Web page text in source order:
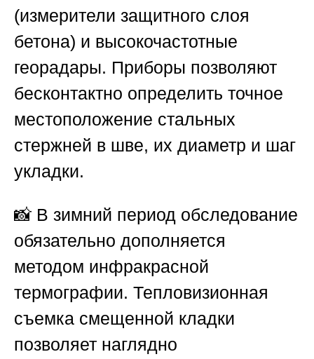
(измерители защитного слоя
бетона) и высокочастотные
георадары. Приборы позволяют
бесконтактно определить точное
местоположение стальных
стержней в шве, их диаметр и шаг
укладки.
📸 В зимний период обследование
обязательно дополняется
методом инфракрасной
термографии. Тепловизионная
съемка смещенной кладки
позволяет наглядно